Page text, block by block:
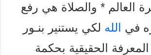
العالم * والصلاة هي رفع
في
الله لكي يستنير بنـور
الحقيقية بحكمة